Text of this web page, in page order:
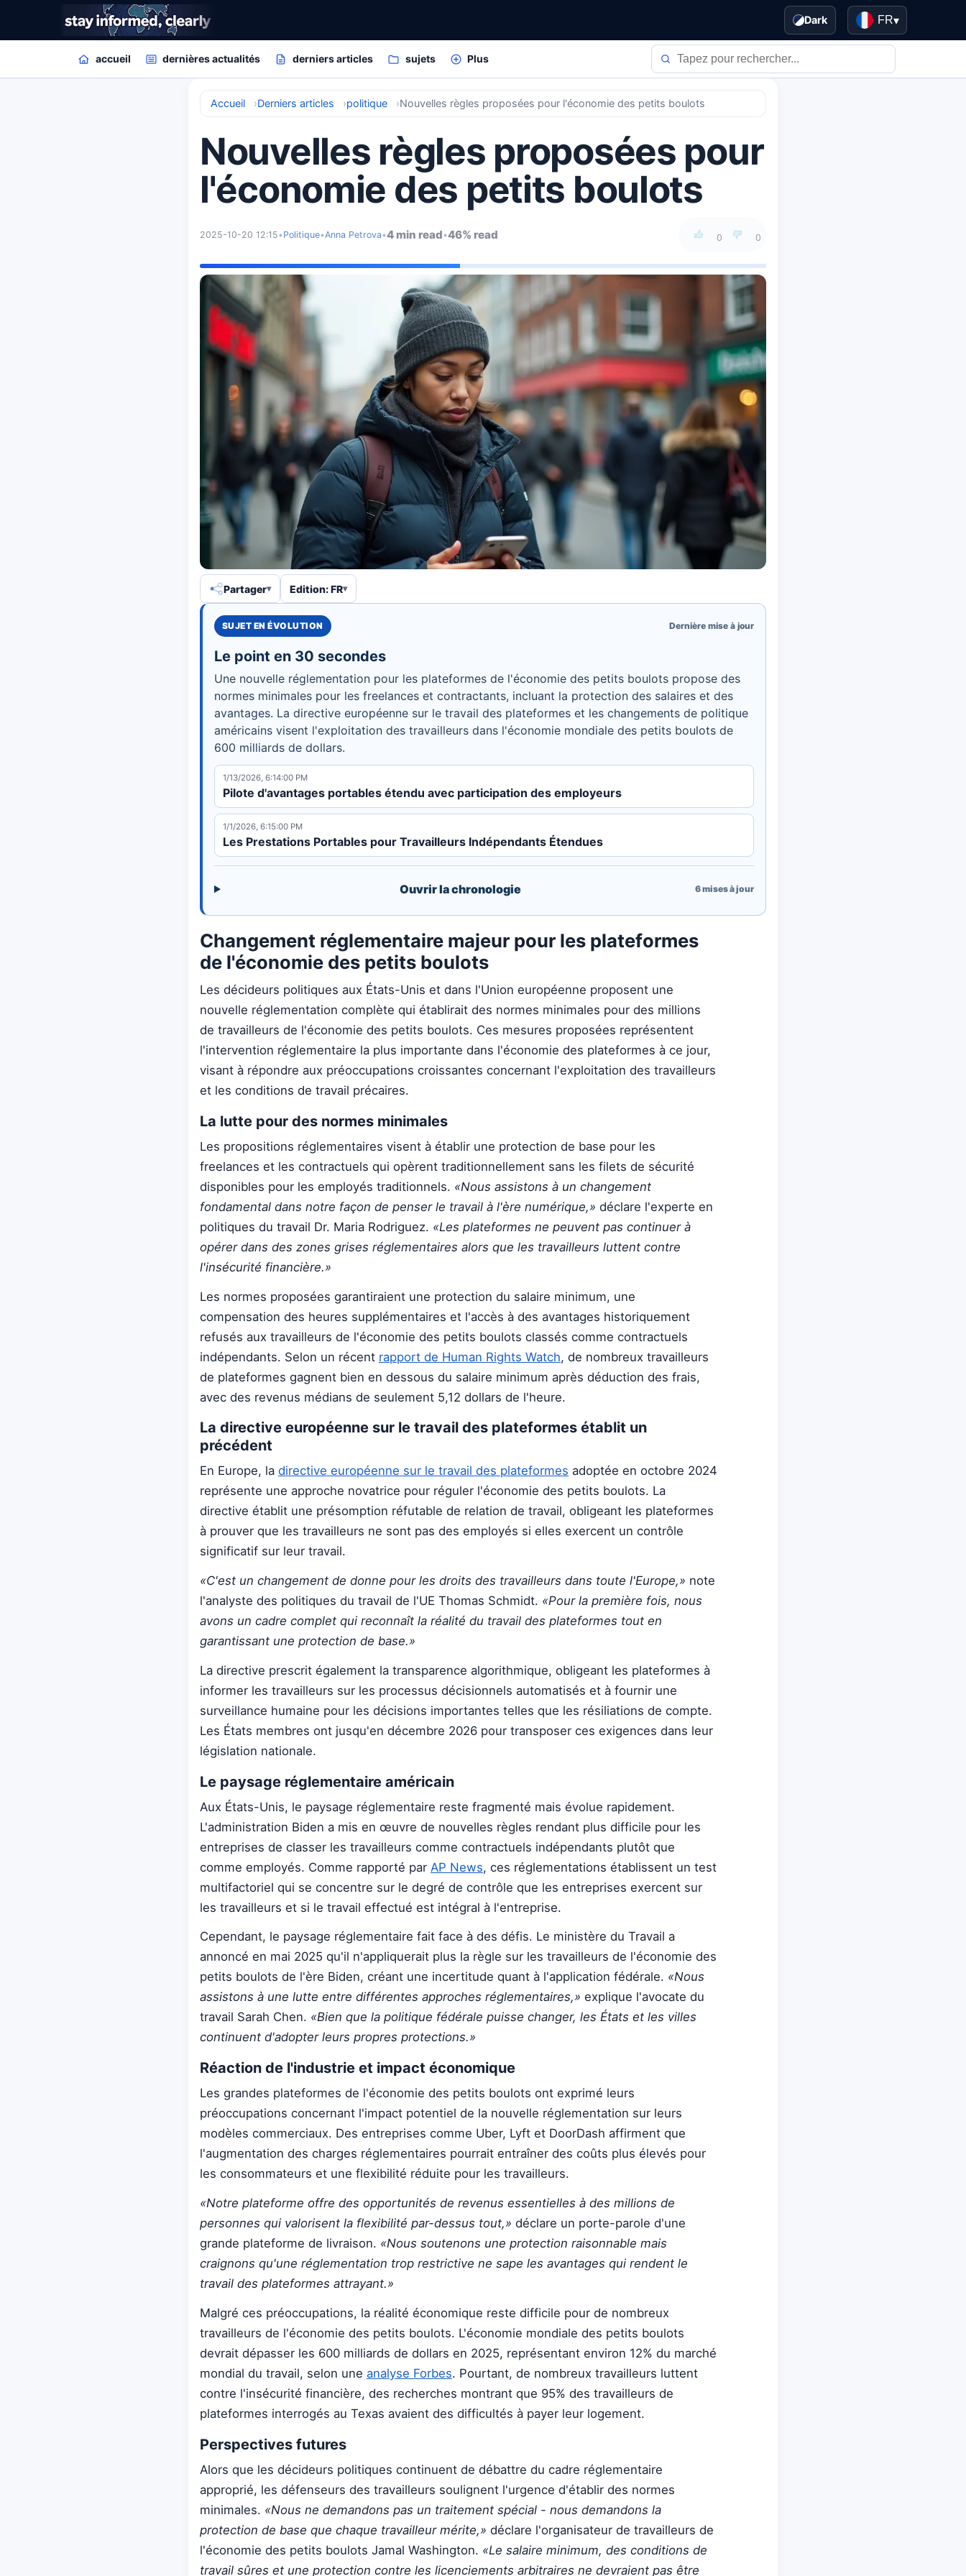
Dark FR▾
accueil dernières actualités derniers articles sujets Plus
Accueil Derniers articles politique Nouvelles règles proposées pour l'économie des petits boulots
Nouvelles règles proposées pour
l'économie des petits boulots
0 0
2025-10-20 12:15•Politique•Anna Petrova•4 min read•46% read
Partager Edition: FR
SUJET EN ÉVOLUTION Dernière mise à jour
Le point en 30 secondes
Une nouvelle réglementation pour les plateformes de l'économie des petits boulots propose des
normes minimales pour les freelances et contractants, incluant la protection des salaires et des
avantages. La directive européenne sur le travail des plateformes et les changements de politique
américains visent l'exploitation des travailleurs dans l'économie mondiale des petits boulots de
600 milliards de dollars.
1/13/2026, 6:14:00 PM
Pilote d'avantages portables étendu avec participation des employeurs
1/1/2026, 6:15:00 PM
Les Prestations Portables pour Travailleurs Indépendants Étendues
Ouvrir la chronologie 6mises à jour
Changement réglementaire majeur pour les plateformes
de l'économie des petits boulots
Les décideurs politiques aux États-Unis et dans l'Union européenne proposent une
nouvelle réglementation complète qui établirait des normes minimales pour des millions
de travailleurs de l'économie des petits boulots. Ces mesures proposées représentent
l'intervention réglementaire la plus importante dans l'économie des plateformes à ce jour,
visant à répondre aux préoccupations croissantes concernant l'exploitation des travailleurs
et les conditions de travail précaires.
La lutte pour des normes minimales
Les propositions réglementaires visent à établir une protection de base pour les
freelances et les contractuels qui opèrent traditionnellement sans les filets de sécurité
disponibles pour les employés traditionnels. «Nous assistons à un changement
fondamental dans notre façon de penser le travail à l'ère numérique,» déclare l'experte en
politiques du travail Dr. Maria Rodriguez. «Les plateformes ne peuvent pas continuer à
opérer dans des zones grises réglementaires alors que les travailleurs luttent contre
l'insécurité financière.»
Les normes proposées garantiraient une protection du salaire minimum, une
compensation des heures supplémentaires et l'accès à des avantages historiquement
refusés aux travailleurs de l'économie des petits boulots classés comme contractuels
indépendants. Selon un récent rapport de Human Rights Watch, de nombreux travailleurs
de plateformes gagnent bien en dessous du salaire minimum après déduction des frais,
avec des revenus médians de seulement 5,12 dollars de l'heure.
La directive européenne sur le travail des plateformes établit un
précédent
En Europe, la directive européenne sur le travail des plateformes adoptée en octobre 2024
représente une approche novatrice pour réguler l'économie des petits boulots. La
directive établit une présomption réfutable de relation de travail, obligeant les plateformes
à prouver que les travailleurs ne sont pas des employés si elles exercent un contrôle
significatif sur leur travail.
«C'est un changement de donne pour les droits des travailleurs dans toute l'Europe,» note
l'analyste des politiques du travail de l'UE Thomas Schmidt. «Pour la première fois, nous
avons un cadre complet qui reconnaît la réalité du travail des plateformes tout en
garantissant une protection de base.»
La directive prescrit également la transparence algorithmique, obligeant les plateformes à
informer les travailleurs sur les processus décisionnels automatisés et à fournir une
surveillance humaine pour les décisions importantes telles que les résiliations de compte.
Les États membres ont jusqu'en décembre 2026 pour transposer ces exigences dans leur
législation nationale.
Le paysage réglementaire américain
Aux États-Unis, le paysage réglementaire reste fragmenté mais évolue rapidement.
L'administration Biden a mis en œuvre de nouvelles règles rendant plus difficile pour les
entreprises de classer les travailleurs comme contractuels indépendants plutôt que
comme employés. Comme rapporté par AP News, ces réglementations établissent un test
multifactoriel qui se concentre sur le degré de contrôle que les entreprises exercent sur
les travailleurs et si le travail effectué est intégral à l'entreprise.
Cependant, le paysage réglementaire fait face à des défis. Le ministère du Travail a
annoncé en mai 2025 qu'il n'appliquerait plus la règle sur les travailleurs de l'économie des
petits boulots de l'ère Biden, créant une incertitude quant à l'application fédérale. «Nous
assistons à une lutte entre différentes approches réglementaires,» explique l'avocate du
travail Sarah Chen. «Bien que la politique fédérale puisse changer, les États et les villes
continuent d'adopter leurs propres protections.»
Réaction de l'industrie et impact économique
Les grandes plateformes de l'économie des petits boulots ont exprimé leurs
préoccupations concernant l'impact potentiel de la nouvelle réglementation sur leurs
modèles commerciaux. Des entreprises comme Uber, Lyft et DoorDash affirment que
l'augmentation des charges réglementaires pourrait entraîner des coûts plus élevés pour
les consommateurs et une flexibilité réduite pour les travailleurs.
«Notre plateforme offre des opportunités de revenus essentielles à des millions de
personnes qui valorisent la flexibilité par-dessus tout,» déclare un porte-parole d'une
grande plateforme de livraison. «Nous soutenons une protection raisonnable mais
craignons qu'une réglementation trop restrictive ne sape les avantages qui rendent le
travail des plateformes attrayant.»
Malgré ces préoccupations, la réalité économique reste difficile pour de nombreux
travailleurs de l'économie des petits boulots. L'économie mondiale des petits boulots
devrait dépasser les 600 milliards de dollars en 2025, représentant environ 12% du marché
mondial du travail, selon une analyse Forbes. Pourtant, de nombreux travailleurs luttent
contre l'insécurité financière, des recherches montrant que 95% des travailleurs de
plateformes interrogés au Texas avaient des difficultés à payer leur logement.
Perspectives futures
Alors que les décideurs politiques continuent de débattre du cadre réglementaire
approprié, les défenseurs des travailleurs soulignent l'urgence d'établir des normes
minimales. «Nous ne demandons pas un traitement spécial - nous demandons la
protection de base que chaque travailleur mérite,» déclare l'organisateur de travailleurs de
l'économie des petits boulots Jamal Washington. «Le salaire minimum, des conditions de
travail sûres et une protection contre les licenciements arbitraires ne devraient pas être